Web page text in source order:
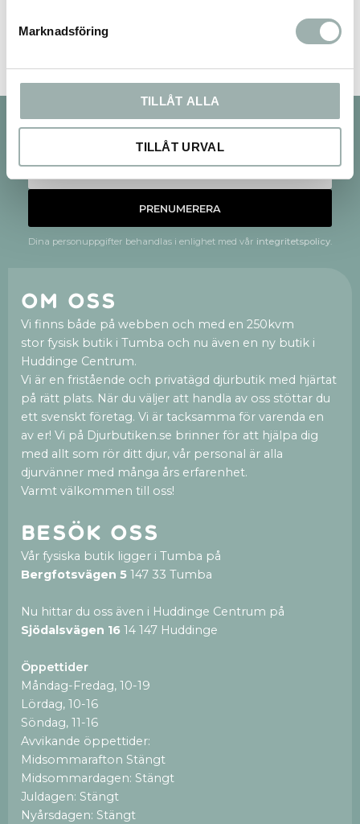
Marknadsföring
TILLÅT ALLA
TILLÅT URVAL
Nyhetsbrev
PRENUMERERA
Dina personuppgifter behandlas i enlighet med vår integritetspolicy.
Om oss
Vi finns både på webben och med en 250kvm
stor fysisk butik i Tumba och nu även en ny butik i
Huddinge Centrum.
Vi är en fristående och privatägd djurbutik med hjärtat
på rätt plats. När du väljer att handla av oss stöttar du
ett svenskt företag. Vi är tacksamma för varenda en
av er! Vi på Djurbutiken.se brinner för att hjälpa dig
med allt som rör ditt djur, vår personal är alla
djurvänner med många års erfarenhet.
Varmt välkommen till oss!
Besök oss
Vår fysiska butik ligger i Tumba på
Bergfotsvägen 5 147 33 Tumba
Nu hittar du oss även i Huddinge Centrum på
Sjödalsvägen 16 14 147 Huddinge
Öppettider
Måndag-Fredag, 10-19
Lördag, 10-16
Söndag, 11-16
Avvikande öppettider:
Midsommarafton Stängt
Midsommardagen: Stängt
Juldagen: Stängt
Nyårsdagen: Stängt